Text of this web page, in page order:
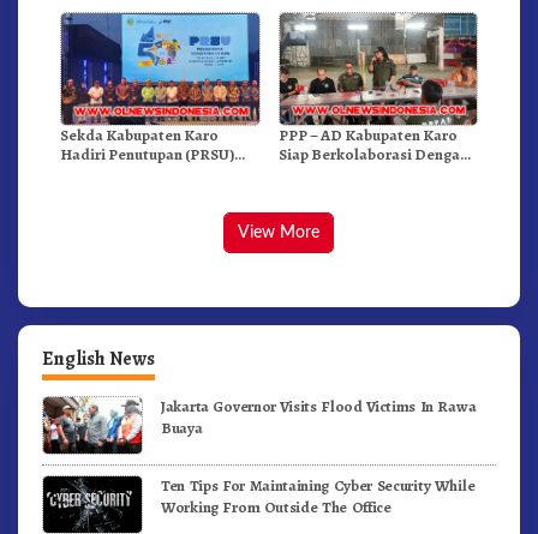
Sekda Kabupaten Karo
Hadiri Penutupan (PRSU)
PPP – AD Kabupaten Karo
Siap Berkolaborasi Dengan
View More
English News
Jakarta Governor Visits Flood Victims In Rawa
Buaya
Ten Tips For Maintaining Cyber Security While
Working From Outside The Office